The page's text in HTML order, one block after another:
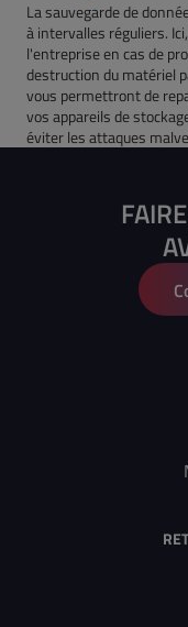
La sauvegarde de
à intervalles réguliers.
l'entreprise en cas de
destruction du matériel
vous permettront de
vos appareils de
éviter les attaques